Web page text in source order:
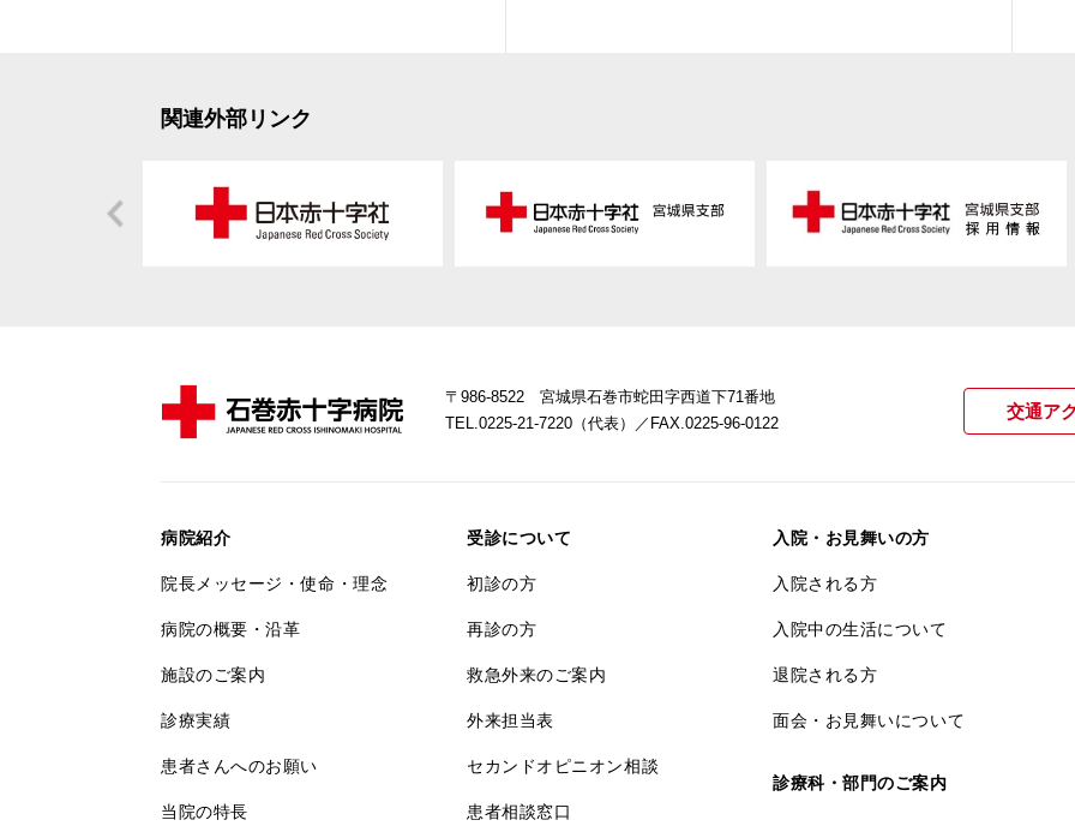
関連外部リンク
〒986-8522 宮城県石巻市蛇田字西道下71番地
TEL.0225-21-7220（代表）
／FAX.0225-96-0122
交通ア
病院紹介
院長メッセージ・使命・理念
病院の概要・沿革
施設のご案内
診療実績
患者さんへのお願い
当院の特長
受診について
初診の方
再診の方
救急外来のご案内
外来担当表
セカンドオピニオン相談
患者相談窓口
入院・お見舞いの方
入院される方
入院中の生活について
退院される方
面会・お見舞いについて
診療科・部門のご案内